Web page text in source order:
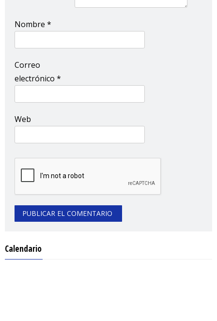
Nombre *
Correo
electrónico *
Web
Calendario